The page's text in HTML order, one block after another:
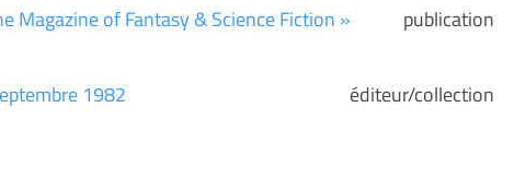
Magazine of Fantasy & Science Fiction »
publication
1982
éditeur/collection